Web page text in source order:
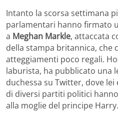
Intanto la scorsa settimana
parlamentari hanno firmato
a Meghan Markle, attaccata
della stampa britannica, che
atteggiamenti poco regali.
laburista, ha pubblicato una
duchessa su Twitter, dove
di diversi partiti politici
alla moglie del principe Harry.